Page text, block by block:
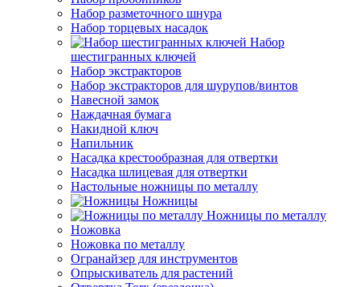
Набор разметочного шнура
Набор торцевых насадок
Набор
шестигранных ключей
Набор экстракторов
Набор экстракторов для шурупов/винтов
Навесной замок
Наждачная бумага
Накидной ключ
Напильник
Насадка крестообразная для отвертки
Насадка шлицевая для отвертки
Настольные ножницы по металлу
Ножницы
Ножницы по металлу
Ножовка
Ножовка по металлу
Огранайзер для инструментов
Опрыскиватель для растений